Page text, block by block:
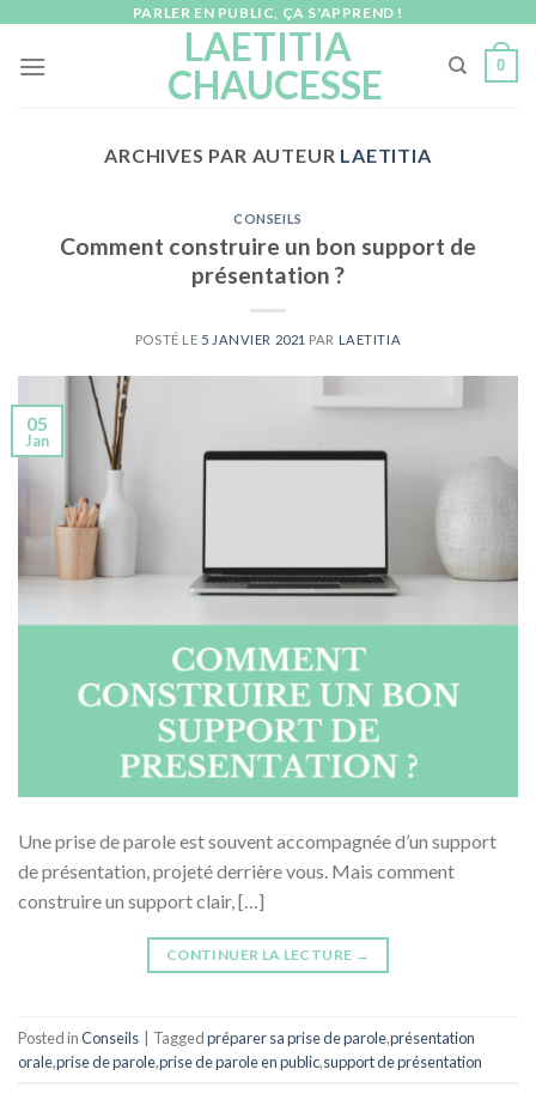
content
PARLER EN PUBLIC, ÇA S'APPREND !
LAETITIA
CHAUCESSE
0
ARCHIVES PAR AUTEUR LAETITIA
CONSEILS
Comment construire un bon support de
présentation ?
POSTÉ LE 5 JANVIER 2021 PAR LAETITIA
05
Jan
Une prise de parole est souvent accompagnée d’un support
de présentation, projeté derrière vous. Mais comment
construire un support clair, […]
CONTINUER LA LECTURE →
Posted inConseils Taggedpréparer sa prise de parole,présentation
orale,prise de parole,prise de parole en public,support de présentation